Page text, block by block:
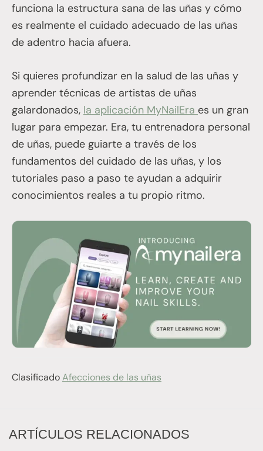
funciona la estructura sana de las uñas y cómo
es realmente el cuidado adecuado de las uñas
de adentro hacia afuera.
Si quieres profundizar en la salud de las uñas y
aprender técnicas de artistas de uñas
galardonados, la aplicación MyNailEra es un gran
lugar para empezar. Era, tu entrenadora personal
de uñas, puede guiarte a través de los
fundamentos del cuidado de las uñas, y los
tutoriales paso a paso te ayudan a adquirir
conocimientos reales a tu propio ritmo.
ClasificadoAfecciones de las uñas
ARTÍCULOS RELACIONADOS